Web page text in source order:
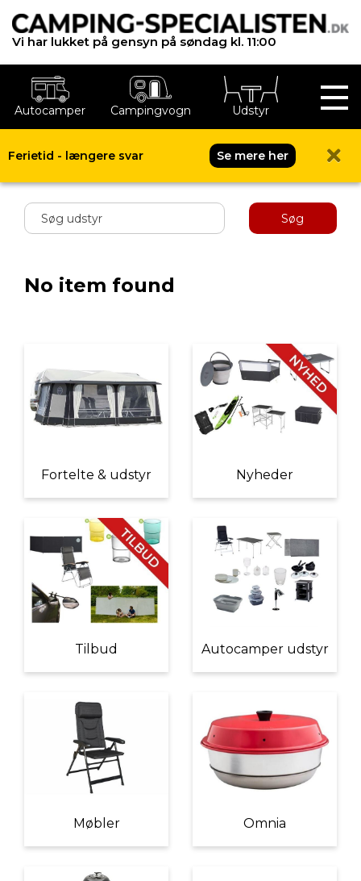
Vi har lukket på gensyn på søndag kl. 11:00
Autocamper Campingvogn Udstyr
Ferietid - længere svar
Se mere her
Søg
No item found
Fortelte & udstyr Nyheder
Tilbud Autocamper udstyr
Møbler Omnia